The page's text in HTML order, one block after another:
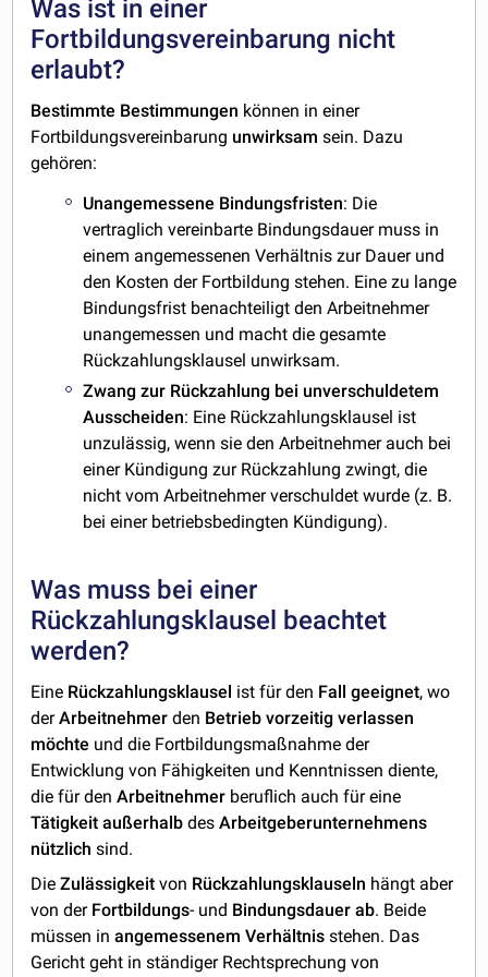
Was ist in einer
Fortbildungsvereinbarung nicht
erlaubt?
Bestimmte Bestimmungen können in einer
Fortbildungsvereinbarung unwirksam sein. Dazu
gehören:
Unangemessene Bindungsfristen: Die
vertraglich vereinbarte Bindungsdauer muss in
einem angemessenen Verhältnis zur Dauer und
den Kosten der Fortbildung stehen. Eine zu lange
Bindungsfrist benachteiligt den Arbeitnehmer
unangemessen und macht die gesamte
Rückzahlungsklausel unwirksam.
Zwang zur Rückzahlung bei unverschuldetem
Ausscheiden: Eine Rückzahlungsklausel ist
unzulässig, wenn sie den Arbeitnehmer auch bei
einer Kündigung zur Rückzahlung zwingt, die
nicht vom Arbeitnehmer verschuldet wurde (z. B.
bei einer betriebsbedingten Kündigung).
Was muss bei einer
Rückzahlungsklausel beachtet
werden?
Eine Rückzahlungsklausel ist für den Fall geeignet, wo
derArbeitnehmer den Betrieb vorzeitig verlassen
möchte und die Fortbildungsmaßnahme der
Entwicklung von Fähigkeiten und Kenntnissen diente,
die für denArbeitnehmer beruflich auch für eine
Tätigkeit außerhalb desArbeitgeberunternehmens
nützlich sind.
DieZulässigkeit von Rückzahlungsklauseln hängt aber
von der Fortbildungs- und Bindungsdauer ab. Beide
müssen inangemessenem Verhältnis stehen. Das
Gericht geht in ständiger Rechtsprechung von